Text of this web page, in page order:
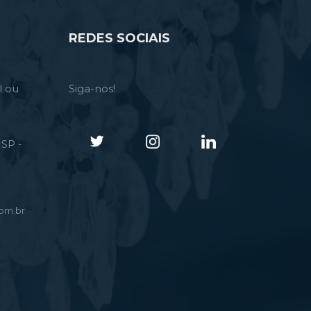
ou
-
REDES SOCIAIS
Siga-nos!